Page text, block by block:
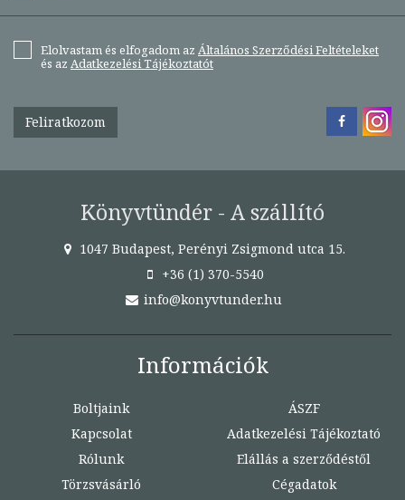
Elolvastam és elfogadom az Általános Szerződési Feltételeket
és az Adatkezelési Tájékoztatót
Feliratkozom
Könyvtündér - A szállító
1047 Budapest, Perényi Zsigmond utca 15.
+36 (1) 370-5540
info@konyvtunder.hu
Információk
Boltjaink
Kapcsolat
Rólunk
Törzsvásárló
ÁSZF
Adatkezelési Tájékoztató
Elállás a szerződéstől
Cégadatok